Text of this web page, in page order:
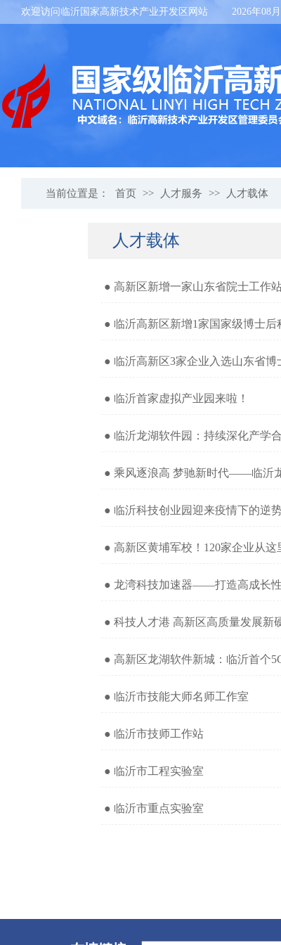
欢迎访问临沂国家高新技术产业开发区网站 2026年08
当前位置是： 首页 >> 人才服务 >> 人才载体
人才载体
● 高新区新增一家山东省院士工作
● 临沂高新区新增1家国家级博士后
● 临沂高新区3家企业入选山东省
● 临沂首家虚拟产业园来啦！
● 临沂龙湖软件园：持续深化产学
● 乘风逐浪高 梦驰新时代——临沂
● 临沂科技创业园迎来疫情下的逆
● 高新区黄埔军校！120家企业从这
● 龙湾科技加速器——打造高成长
● 科技人才港 高新区高质量发展新
● 高新区龙湖软件新城：临沂首个
● 临沂市技能大师名师工作室
● 临沂市技师工作站
● 临沂市工程实验室
● 临沂市重点实验室